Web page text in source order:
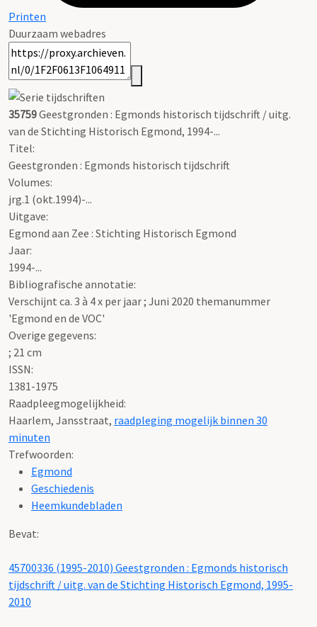
Printen
Duurzaam webadres
35759Geestgronden : Egmonds historisch tijdschrift / uitg.
van de Stichting Historisch Egmond, 1994-...
Titel:
Geestgronden : Egmonds historisch tijdschrift
Volumes:
jrg.1 (okt.1994)-...
Uitgave:
Egmond aan Zee : Stichting Historisch Egmond
Jaar:
1994-...
Bibliografische annotatie:
Verschijnt ca. 3 à 4 x per jaar ; Juni 2020 themanummer
'Egmond en de VOC'
Overige gegevens:
; 21 cm
ISSN:
1381-1975
Raadpleegmogelijkheid:
Haarlem, Jansstraat, raadpleging mogelijk binnen 30
minuten
Trefwoorden:
Egmond
Geschiedenis
Heemkundebladen
Bevat:
45700336 (1995-2010) Geestgronden : Egmonds historisch
tijdschrift / uitg. van de Stichting Historisch Egmond, 1995-
2010